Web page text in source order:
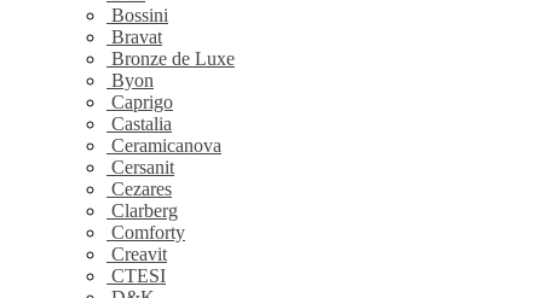
Bossini
Bravat
Bronze de Luxe
Byon
Caprigo
Castalia
Ceramicanova
Cersanit
Cezares
Clarberg
Comforty
Creavit
CTESI